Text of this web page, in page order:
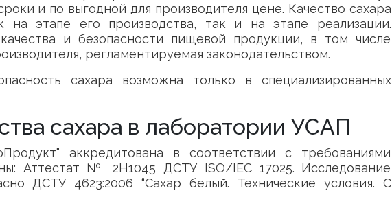
и по выгодной для производителя цене. Качество сахара
на этапе его производства, так и на этапе реализации.
и безопасности пищевой продукции, в том числе
регламентируемая законодательством.
сахара возможна только в специализированных
сахара в лаборатории УСАП
аккредитована в соответствии с требованиями
Аттестат № 2Н1045 ДСТУ ISO/IEC 17025. Исследование
ДСТУ 4623:2006 “Сахар белый. Технические условия. С